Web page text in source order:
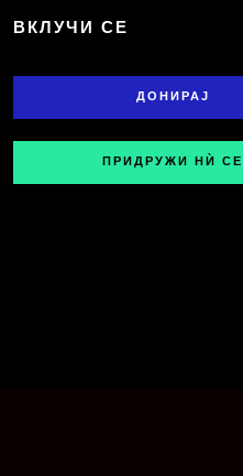
ВКЛУЧИ СЕ
ДОНИРАЈ
ПРИДРУЖИ НЍ СЕ